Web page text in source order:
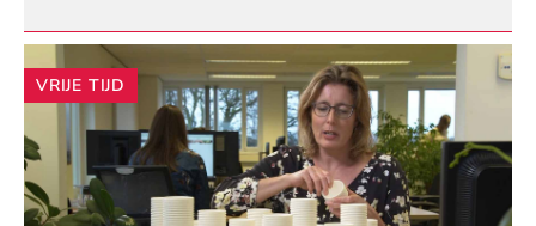
VRIJE TIJD